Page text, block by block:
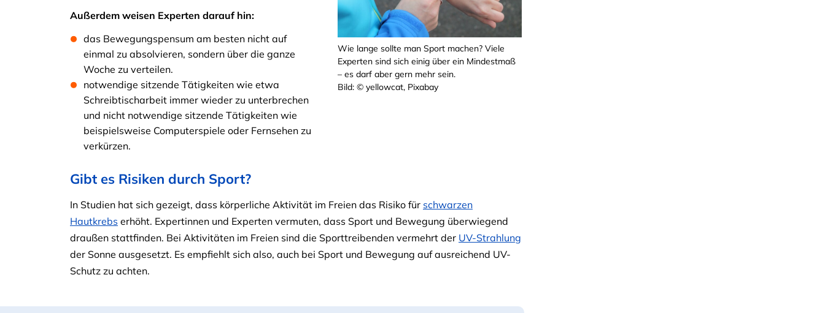
Wie lange sollte man Sport machen? Viele
Experten sind sich einig über ein Mindestmaß
– es darf aber gern mehr sein.
Bild: © yellowcat, Pixabay
Außerdem weisen Experten darauf hin:
das Bewegungspensum am besten nicht auf
einmal zu absolvieren, sondern über die ganze
Woche zu verteilen.
notwendige sitzende Tätigkeiten wie etwa
Schreibtischarbeit immer wieder zu unterbrechen
und nicht notwendige sitzende Tätigkeiten wie
beispielsweise Computerspiele oder Fernsehen zu
verkürzen.
Gibt es Risiken durch Sport?
In Studien hat sich gezeigt, dass körperliche Aktivität im Freien das Risiko für schwarzen
Hautkrebs erhöht. Expertinnen und Experten vermuten, dass Sport und Bewegung überwiegend
draußen stattfinden. Bei Aktivitäten im Freien sind die Sporttreibenden vermehrt der UV-Strahlung
der Sonne ausgesetzt. Es empfiehlt sich also, auch bei Sport und Bewegung auf ausreichend UV-
Schutz zu achten.